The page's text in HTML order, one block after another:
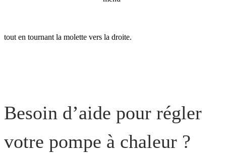
tout en tournant la molette vers la droite.
Besoin d’aide pour régler
votre pompe à chaleur ?